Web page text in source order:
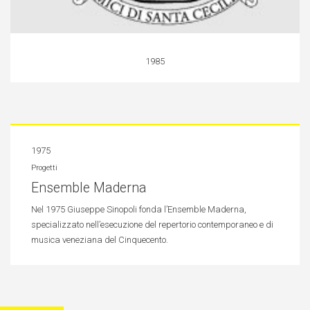
1985
1975
Progetti
Ensemble Maderna
Nel 1975 Giuseppe Sinopoli fonda l’Ensemble Maderna,
specializzato nell’esecuzione del repertorio contemporaneo e di
musica veneziana del Cinquecento.